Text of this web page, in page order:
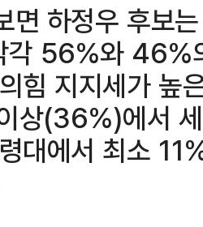
면 하정우 후보
56%와 46%
힘 지지세가
(36%)에서
대에서 최소